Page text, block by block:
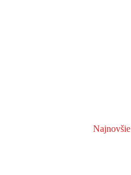
Najnovšie